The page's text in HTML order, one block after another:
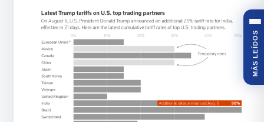
MÁS LEÍDOS